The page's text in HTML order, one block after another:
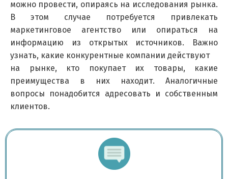
можно провести, опираясь на исследования рынка.
В этом случае потребуется привлекать
маркетинговое агентство или опираться на
информацию из открытых источников. Важно
узнать, какие конкурентные компании действуют
на рынке, кто покупает их товары, какие
преимущества в них находит. Аналогичные
вопросы понадобится адресовать и собственным
клиентов.